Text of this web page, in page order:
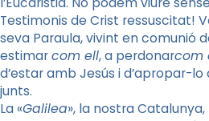
Testimonis de Crist ressuscitat!
seva Paraula, vivint en comunió
estimarcom ell, a perdonarcom
d’estar amb Jesús i d’apropar-
junts.
La «Galilea», la nostra Catalunya,